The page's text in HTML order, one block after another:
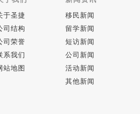
于圣捷
司结构
司荣誉
系我们
站地图
移民新闻
留学新闻
短访新闻
公司新闻
活动新闻
其他新闻